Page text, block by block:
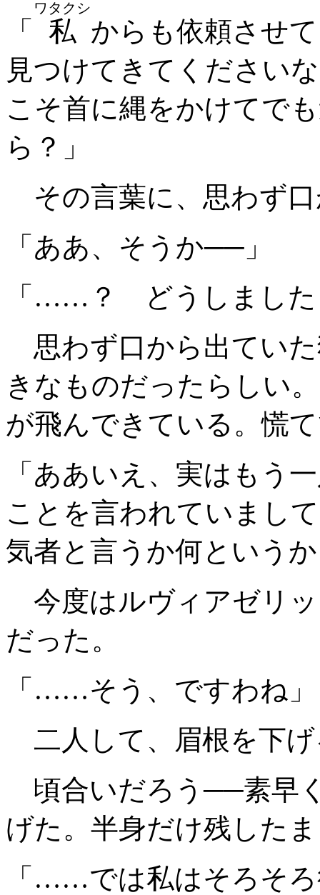
「
私
ワタクシ
からも依頼させ
見つけてきてください
こそ首に縄をかけてで
ら？」
その言葉に、思わず
「ああ、そうか──」
「……？ どうしました
思わず口から出てい
きなものだったらしい
が飛んできている。慌
「ああいえ、実はもう
ことを言われていまし
気者と言うか何という
今度はルヴィアゼリ
だった。
「……そう、ですわね」
二人して、眉根を下げ
頃合いだろう──素早
げた。半身だけ残した
「……では私はそろそ